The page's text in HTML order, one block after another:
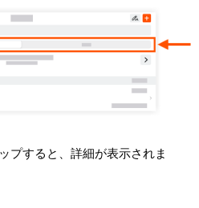
プすると、詳細が表示されま